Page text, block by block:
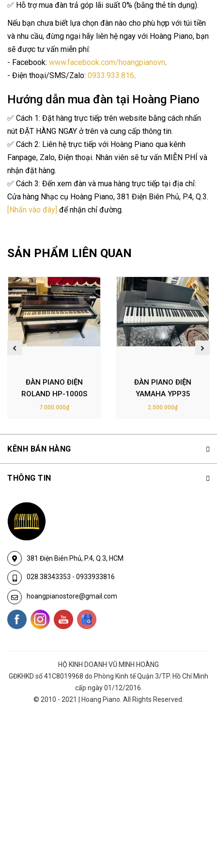
✅ Hỗ trợ mua đàn trả góp lãi suất 0% (bằng thẻ tín dụng).
Nếu bạn chưa biết lựa chọn đàn nào cho phù hợp với túi tiền
và nhu cầu, đừng ngại hãy liên hệ ngay với Hoàng Piano, bạn
sẽ được tư vấn miễn phí:
- Facebook: www.facebook.com/hoangpianovn.
- Điện thoại/SMS/Zalo: 0933.933.816.
Hướng dẫn mua đàn tại Hoàng Piano
✅ Cách 1: Đặt hàng trực tiếp trên website bằng cách nhấn
nút ĐẶT HÀNG NGAY ở trên và cung cấp thông tin.
✅ Cách 2: Liên hệ trực tiếp với Hoàng Piano qua kênh
Fanpage, Zalo, Điện thoại. Nhân viên sẽ tư vấn MIỄN PHÍ và
nhận đặt hàng.
✅ Cách 3: Đến xem đàn và mua hàng trực tiếp tại địa chỉ:
Cửa hàng Nhạc cụ Hoàng Piano, 381 Điện Biên Phủ, P.4, Q.3.
[Nhấn vào đây] để nhận chỉ đường.
SẢN PHẨM LIÊN QUAN
ĐÀN PIANO ĐIỆN
ROLAND HP-1000S
7.000.000₫
ĐÀN PIANO ĐIỆN
YAMAHA YPP35
2.500.000₫
KÊNH BÁN HÀNG
381 Điện Biên Phủ, P.4, Q.3, HCM
028.38343353 - 0933933816
hoangpianostore@gmail.com
THÔNG TIN
HỘ KINH DOANH VŨ MINH HOÀNG
GĐKHKD số 41C8019968 do Phòng Kinh tế Quận 3/TP. Hồ Chí Minh
cấp ngày 01/12/2016.
© 2010 - 2021 | Hoang Piano. All Rights Reserved.